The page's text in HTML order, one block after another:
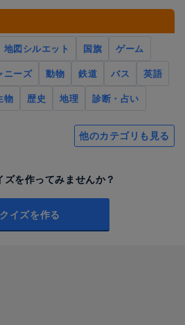
地図シルエット 国旗
ゲーム
ニーズ 動物 鉄道 バス
英語
物 歴史 地理 診断・占い
他のカテゴリも見る
ズを作ってみませんか？
クイズを作る